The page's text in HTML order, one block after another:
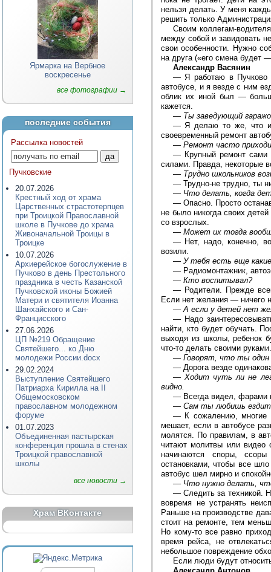
Ярмарка на Вербное
воскресенье
все фотографии →
последние события
Рассылка новостей
Пучковские
20.07.2026
Крестный ход от храма
Царственных страстотерпцев
при Троицкой Православной
школе в Пучкове до храма
Живоначальной Троицы в
Троицке
10.07.2026
Архиерейское богослужение в
Пучково в день Престольного
праздника в честь Казанской
Пучковской иконы Божией
Матери и святителя Иоанна
Шанхайского и Сан-
Францисского
27.06.2026
ЦП №219 Обращение
Святейшего... ко Дню
молодежи России.docx
29.02.2024
Выступление Святейшего
Патриарха Кирилла на II
Общемосковском
православном молодежном
форуме
01.07.2023
Объединенная пастырская
конференция прошла в стенах
Троицкой православной
школы
все новости →
Храм ВКонтакте
нельзя делать. У меня
решить только
Своим коллегам-
между собой и завидовать
свои особенности. Нужно
на друга («его смена будет
Александр Васянин
—Я работаю в
автобусе, и я везде с ним
облик их иной был —
кажется.
— Ты заведующий
—Я делаю то же, что и
своевременный ремонт
— Ремонт часто
— Крупный ремонт
силами. Правда, некоторые
— Трудно школьников
— Трудно-не трудно, ты
— Что делать, когда
— Опасно. Просто
не было никогда своих
со взрослых.
— Может их тогда
— Нет, надо, конечно,
возили.
— У тебя есть еще
— Радиомонтажник,
— Кто воспитывал?
— Родители. Прежде
Если нет желания — ничего
—А если у детей нет
— Надо
найти, кто будет обучать.
выходя из школы, ребенок
что-то делать своими
— Говорят, что ты один
— Дорога везде
— Ходит чуть ли не
видно.
— Всегда видел, фарами
— Сам ты любишь ездить
— К сожалению, многие
мешает, если в автобусе
молятся. По правилам, в
читают молитвы или видео
начинаются споры,
остановками, чтобы все
автобус шел мирно и
— Что нужно делать,
— Следить за техникой.
вовремя не устранять
Раньше на производстве
стоит на ремонте, тем
Но кому-то все равно
время рейса, не
небольшое повреждение
Если люди будут